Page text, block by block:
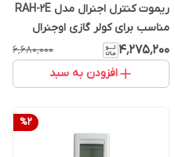
ریموت کنترل اجنرال مدل RAH-2E
مناسب برای کولر گازی اوجنرال
اینورتر
۴٬۲۷۵٬۲۰۰ ۶٬۶۸۰٬۰۰۰
افزودن به سبد
%2